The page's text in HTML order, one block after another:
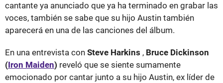
cantante ya anunciado que ya ha terminado en grabar las
voces, también se sabe que su hijo Austin también
aparecerá en una de las canciones del álbum.
En una entrevista con Steve Harkins , Bruce Dickinson
(Iron Maiden) reveló que se siente sumamente
emocionado por cantar junto a su hijo Austin, ex líder de